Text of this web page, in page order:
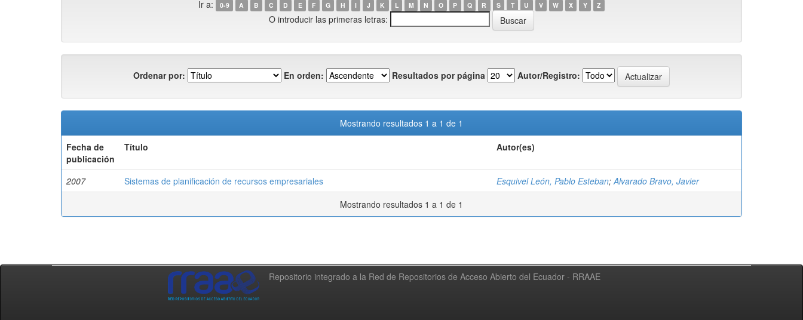
Ir a: 0-9 A B C D E F G H I J K L M N O P Q R S T U V W X Y Z
O introducir las primeras letras:
Ordenar por: En orden: Resultados por página Autor/Registro:
Mostrando resultados 1 a 1 de 1
Fecha de
publicación
Título Autor(es)
2007 Sistemas de planificación de recursos empresariales Esquivel León, Pablo Esteban;Alvarado Bravo, Javier
Mostrando resultados 1 a 1 de 1
Repositorio integrado a la Red de Repositorios de Acceso Abierto del Ecuador - RRAAE